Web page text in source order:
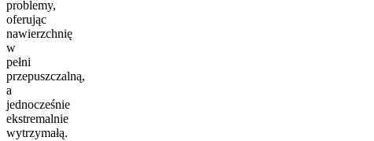
problemy,
oferując
nawierzchnię
w
pełni
przepuszczalną,
a
jednocześnie
ekstremalnie
wytrzymałą.